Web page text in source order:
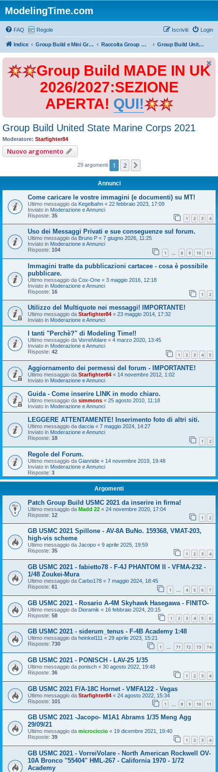
ModelingTime.com
FAQ Regole Login
Iscriviti
Indice Group Build e Mini Group Build Raccolta Group Build Group Build United State Marine Corps 2021
Group Build MADE IN UK
2026/2027:SEZIONE
APERTA! QUI!
Group Build United State Marine Corps 2021
Moderatore: Starfighter84
Nuovo argomento
29 argomenti 1 2
Annunci
Come caricare le vostre immagini (e documenti) su MT!
Ultimo messaggio da Kegelbahn « 22 febbraio 2023, 17:09
Inviato in Moderazione e Annunci
Risposte: 35 1 2 3 4
Uso dei Messaggi Privati e sue conseguenze sul forum.
Ultimo messaggio da Bruno P « 7 giugno 2026, 11:25
Inviato in Moderazione e Annunci
Risposte: 104 1 … 8 9 10 11
Immagini tratte da pubblicazioni cartacee - cosa è possibile
pubblicare.
Ultimo messaggio da Cox-One « 3 maggio 2016, 12:18
Inviato in Moderazione e Annunci
Risposte: 16 1 2
Utilizzo del Multiquote nei messaggi! IMPORTANTE!
Ultimo messaggio da Starfighter84 « 23 maggio 2014, 17:32
Inviato in Moderazione e Annunci
I tanti "Perchè?" di Modeling Time!!
Ultimo messaggio da VorreiVolare « 4 marzo 2020, 13:45
Inviato in Moderazione e Annunci
Risposte: 42 1 2 3 4 5
Aggiornamento dei permessi del forum - IMPORTANTE!
Ultimo messaggio da Starfighter84 « 14 novembre 2012, 1:02
Inviato in Moderazione e Annunci
Guida - Come inserire LINK in modo chiaro.
Ultimo messaggio da simmons « 25 agosto 2010, 11:18
Inviato in Moderazione e Annunci
LEGGERE ATTENTAMENTE! Inserimento foto di altri siti.
Ultimo messaggio da daccia « 7 maggio 2024, 14:27
Inviato in Moderazione e Annunci
Risposte: 18 1 2
Regole del Forum.
Ultimo messaggio da Giannide « 14 novembre 2019, 19:48
Inviato in Moderazione e Annunci
Risposte: 3
Argomenti
Patch Group Build USMC 2021 da inserire in firma!
Ultimo messaggio da Madd 22 « 24 novembre 2020, 17:04
Risposte: 12 1 2
GB USMC 2021 Spillone - AV-8A BuNo. 159368, VMAT-203,
high-vis scheme
Ultimo messaggio da Jacopo « 9 aprile 2025, 19:59
Risposte: 35 1 2 3 4
GB USMC 2021 - fabietto78 - F-4J PHANTOM II - VFMA-232 -
1/48 Zoukei-Mura
Ultimo messaggio da Carbo178 « 7 maggio 2024, 18:45
Risposte: 61 1 … 4 5 6 7
GB USMC 2021 - Rosario A-4M Skyhawk Hasegawa - FINITO-
Ultimo messaggio da Dioramik « 16 febbraio 2024, 20:15
Risposte: 58 1 2 3 4 5 6
GB USMC 2021 - siderum_tenus - F-4B Academy 1:48
Ultimo messaggio da heinkel111 « 29 aprile 2023, 15:21
Risposte: 730 1 … 71 72 73 74
GB USMC 2021 - PONISCH - LAV-25 1/35
Ultimo messaggio da ponisch « 30 agosto 2022, 19:48
Risposte: 36 1 2 3 4
GB USMC 2021 F/A-18C Hornet - VMFA122 - Vegas
Ultimo messaggio da Starfighter84 « 24 agosto 2022, 15:34
Risposte: 101 1 8 9 10 11
GB USMC 2021 -Jacopo- M1A1 Abrams 1/35 Meng Agg
29/09/21
Ultimo messaggio da microciccio « 19 dicembre 2021, 19:40
Risposte: 39 1 2 3 4
GB USMC 2021 - VorreiVolare - North American Rockwell OV-
10A Bronco "55404" HML-267 - California 1970 - 1/72
Academy